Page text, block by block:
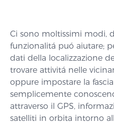
Ci sono moltissimi modi,
funzionalitá puó aiutare;
dati della localizzazione
trovare attivitá nelle
oppure impostare la
semplicemente
attraverso il GPS,
satelliti in orbita intorno